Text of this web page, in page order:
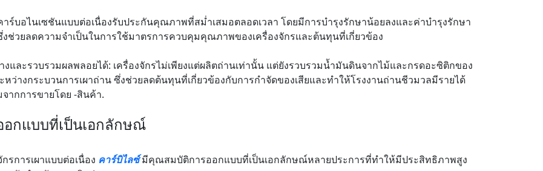
าร์บอไนเซชันแบบต่อเนื่องรับประกันคุณภาพที่สม่ำเสมอตลอดเวลา โดยมีการบำรุงรักษาน้อยลงและค่าบำรุงรักษา
งช่วยลดความจำเป็นในการใช้มาตรการควบคุมคุณภาพของเครื่องจักรและต้นทุนที่เกี่ยวข้อง
งและรวบรวมผลพลอยได้: เครื่องจักรไม่เพียงแต่ผลิตถ่านเท่านั้น แต่ยังรวบรวมน้ำมันดินจากไม้และกรดอะซิติกของ
หว่างกระบวนการเผาถ่าน ซึ่งช่วยลดต้นทุนที่เกี่ยวข้องกับการกำจัดของเสียและทำให้โรงงานถ่านชีวมวลมีรายได้
จากการขายโดย -สินค้า.
อกแบบที่เป็นเอกลักษณ์
กรการเผาแบบต่อเนื่อง คาร์บิไลซ์มีคุณสมบัติการออกแบบที่เป็นเอกลักษณ์หลายประการที่ทำให้มีประสิทธิภาพสูง